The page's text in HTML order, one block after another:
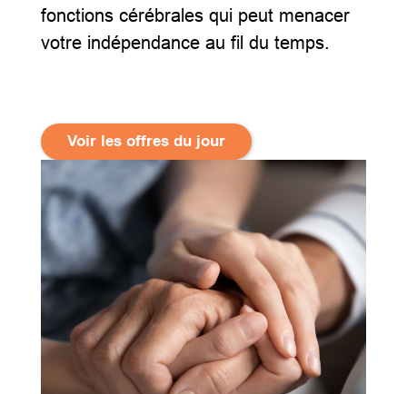
fonctions cérébrales qui peut menacer
votre indépendance au fil du temps.
Voir les offres du jour